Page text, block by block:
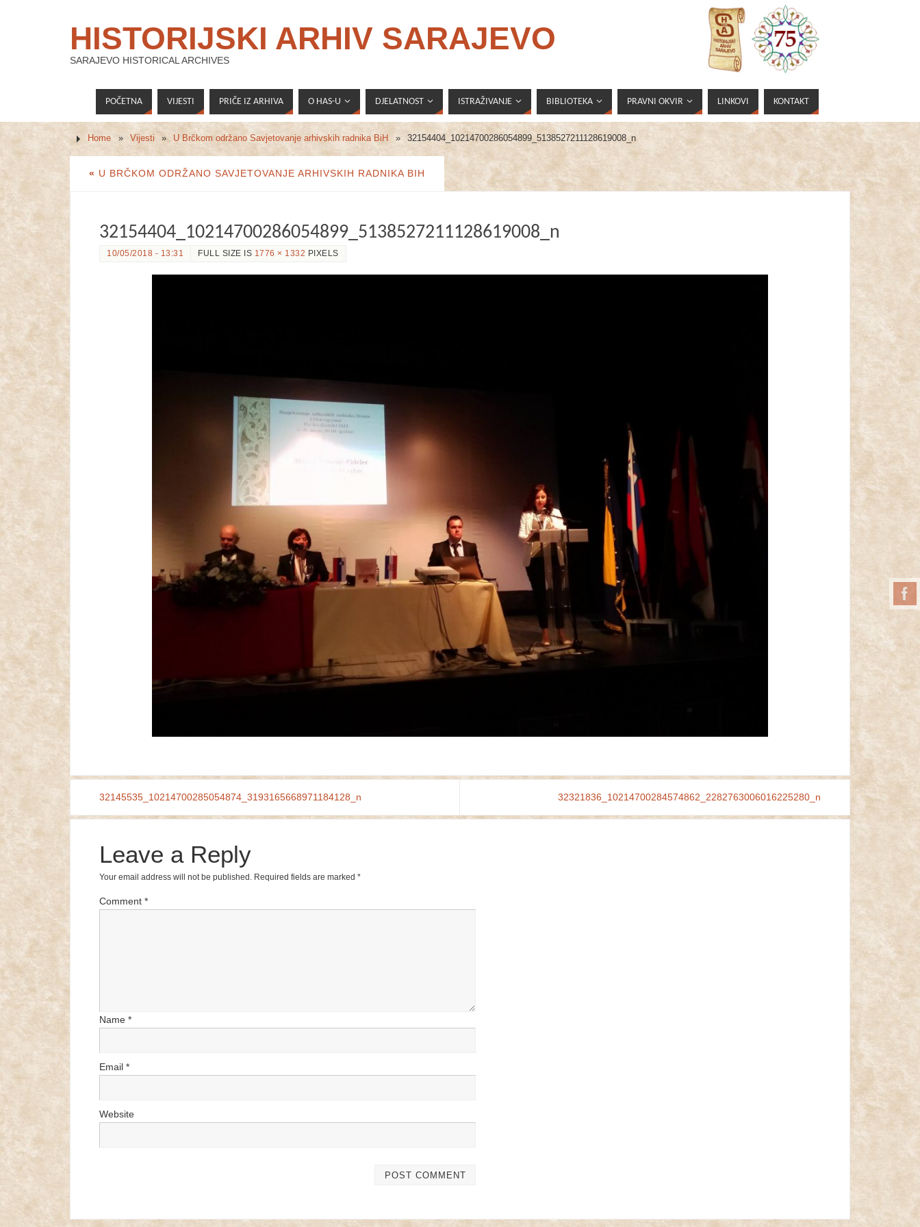
HISTORIJSKI ARHIV SARAJEVO
SARAJEVO HISTORICAL ARCHIVES
POČETNA VIJESTI PRIČE IZ ARHIVA O HAS-U DJELATNOST ISTRAŽIVANJE BIBLIOTEKA PRAVNI OKVIR LINKOVI KONTAKT
Home » Vijesti » U Brčkom održano Savjetovanje arhivskih radnika BiH » 32154404_10214700286054899_5138527211128619008_n
« U BRČKOM ODRŽANO SAVJETOVANJE ARHIVSKIH RADNIKA BIH
32154404_10214700286054899_5138527211128619008_n
10/05/2018 - 13:31 FULL SIZE IS 1776 × 1332 PIXELS
32145535_10214700285054874_3193165668971184128_n 32321836_10214700284574862_2282763006016225280_n
Leave a Reply
Your email address will not be published. Required fields are marked *
Comment *
Name *
Email *
Website